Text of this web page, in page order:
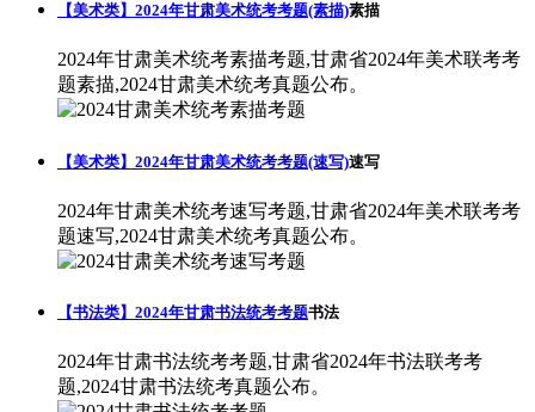
【美术类】2024年甘肃美术统考考题(素描)素描
2024年甘肃美术统考素描考题,甘肃省2024年美术联考考
题素描,2024甘肃美术统考真题公布。
【美术类】2024年甘肃美术统考考题(速写)速写
2024年甘肃美术统考速写考题,甘肃省2024年美术联考考
题速写,2024甘肃美术统考真题公布。
【书法类】2024年甘肃书法统考考题书法
2024年甘肃书法统考考题,甘肃省2024年书法联考考
题,2024甘肃书法统考真题公布。